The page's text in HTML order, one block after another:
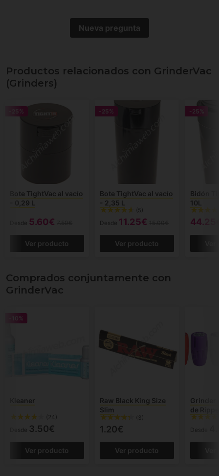
Nueva pregunta
Productos relacionados con GrinderVac
(Grinders)
-25%
Bote TightVac al vacío
- 0,29 L
Desde 5.60€
Ver producto
-25%
Bote TightVac al vacío
- 2,35 L
(5)
Desde 11.25€
Ver producto
-25%
Bidón
10L
Comprados conjuntamente con
GrinderVac
-10%
Kleaner
(24)
Desde 3.50€
Ver producto
Raw Black King Size
Slim
(3)
1.20€
Ver producto
Grinder
de
Desde